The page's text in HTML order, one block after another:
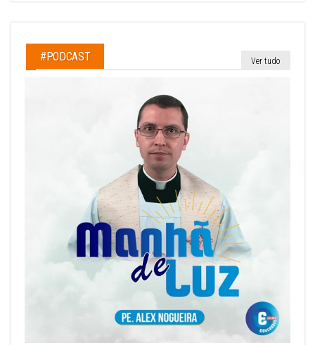
#PODCAST Ver tudo